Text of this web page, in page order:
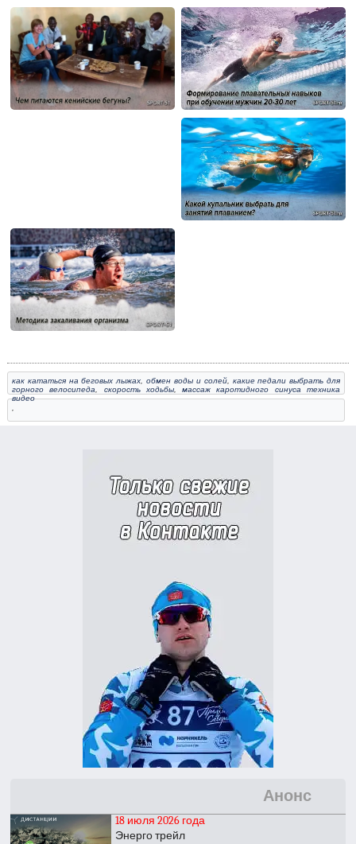
как кататься на беговых лыжах,обмен воды и солей, какие педали выбрать для
горного велосипеда, скорость ходьбы,массаж каротидного синуса техника
видео
,
Анонс
18 июля 2026 года
Энерго трейл